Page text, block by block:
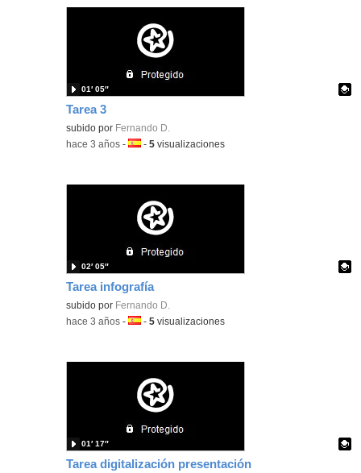
Tarea 3
Contenido educativo.
subido por Fernando D.
01′ 05″
-hace 3 años -Idioma:
-5 visualizaciones
Tarea infografía
Contenido educativo.
subido por Fernando D.
02′ 05″
-hace 3 años -Idioma:
-5 visualizaciones
Tarea digitalización presentación
01′ 17″